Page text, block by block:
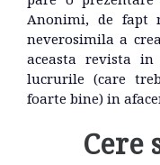
Anonimi, de fapt
neverosimila a
aceasta revista
lucrurile (care
foarte bine) in
Cere